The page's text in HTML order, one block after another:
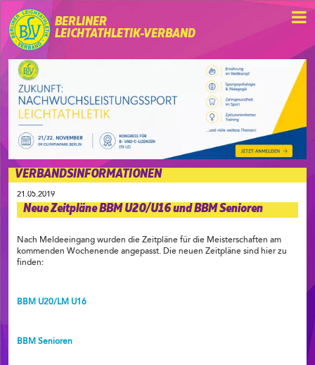
BERLINER
LEICHTATHLETIK-VERBAND
VERBANDSINFORMATIONEN
21.05.2019
Neue Zeitpläne BBM U20/U16 und BBM Senioren
Nach Meldeeingang wurden die Zeitpläne für die Meisterschaften am
kommenden Wochenende angepasst. Die neuen Zeitpläne sind hier zu
finden:
BBM U20/LM U16
BBM Senioren